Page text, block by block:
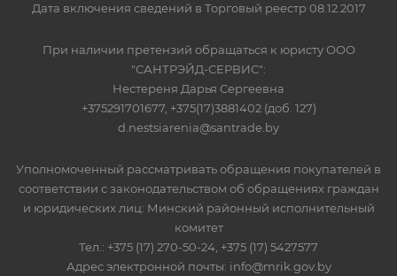
Дата включения сведений в Торговый реестр 08.12.2017
При наличии претензий обращаться к юристу ООО
"САНТРЭЙД-СЕРВИС":
Нестереня Дарья Сергеевна
+375291701677, +375(17)3881402 (доб. 127)
d.nestsiarenia@santrade.by
Уполномоченный рассматривать обращения покупателей в
соответствии с законодательством об обращениях граждан
и юридических лиц: Минский районный исполнительный
комитет
Тел.: +375 (17) 270-50-24, +375 (17) 5427577
Адрес электронной почты: info@mrik.gov.by